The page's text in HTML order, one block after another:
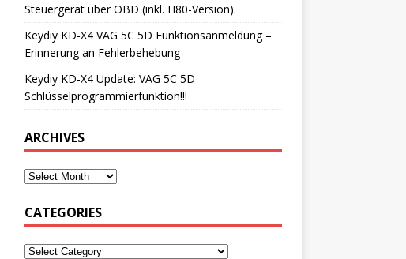
Steuergerät über OBD (inkl. H80-Version).
Keydiy KD-X4 VAG 5C 5D Funktionsanmeldung –
Erinnerung an Fehlerbehebung
Keydiy KD-X4 Update: VAG 5C 5D
Schlüsselprogrammierfunktion!!!
ARCHIVES
CATEGORIES